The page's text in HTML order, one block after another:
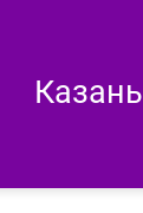
Казань